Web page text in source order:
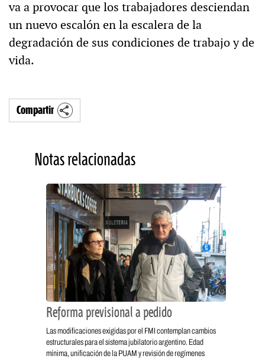
va a provocar que los trabajadores desciendan
un nuevo escalón en la escalera de la
degradación de sus condiciones de trabajo y de
vida.
Compartir
Notas relacionadas
Reforma previsional a pedido
Las modificaciones exigidas por el FMI contemplan cambios
estructurales para el sistema jubilatorio argentino. Edad
mínima, unificación de la PUAM y revisión de regímenes